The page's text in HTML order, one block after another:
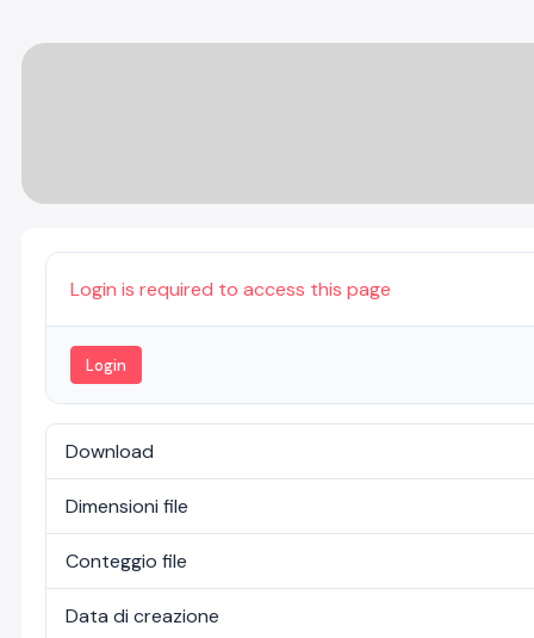
Login is required to access this page
Login
Download
Dimensioni file
Conteggio file
Data di creazione